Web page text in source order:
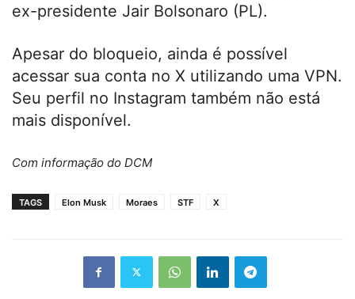
ex-presidente Jair Bolsonaro (PL).
Apesar do bloqueio, ainda é possível
acessar sua conta no X utilizando uma VPN.
Seu perfil no Instagram também não está
mais disponível.
Com informação do DCM
TAGS Elon Musk Moraes STF X